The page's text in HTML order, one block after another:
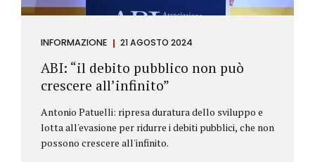
INFORMAZIONE 21 AGOSTO 2024
ABI: “il debito pubblico non può
crescere all’infinito”
Antonio Patuelli: ripresa duratura dello sviluppo e
lotta all'evasione per ridurre i debiti pubblici, che non
possono crescere all'infinito.